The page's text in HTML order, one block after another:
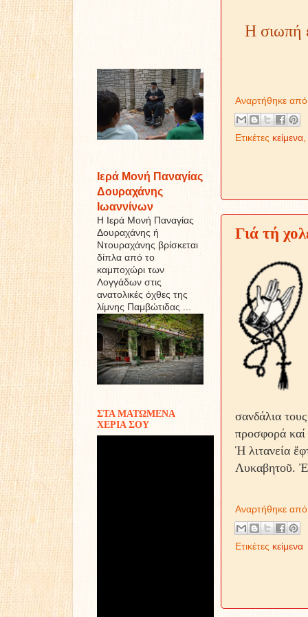
Η σιωπή
Αναρτήθηκε από
Ετικέτες κείμενα
Γιά τή
σανδάλια
προσφορά
Ἡ λιτανεία
Λυκαβητοῦ.
Αναρτήθηκε από
Ετικέτες κείμενα
Ιερά Μονή Παναγίας
Δουραχάνης
Ιωαννίνων
Η Ιερά Μονή Παναγίας
Δουραχάνης ή
Ντουραχάνης βρίσκεται
δίπλα από το
καμποχώρι των
Λογγάδων στις
ανατολικές όχθες της
λίμνης Παμβώτιδας ...
ΣΤΑ ΜΑΤΩΜΕΝΑ
ΧΕΡΙΑ ΣΟΥ